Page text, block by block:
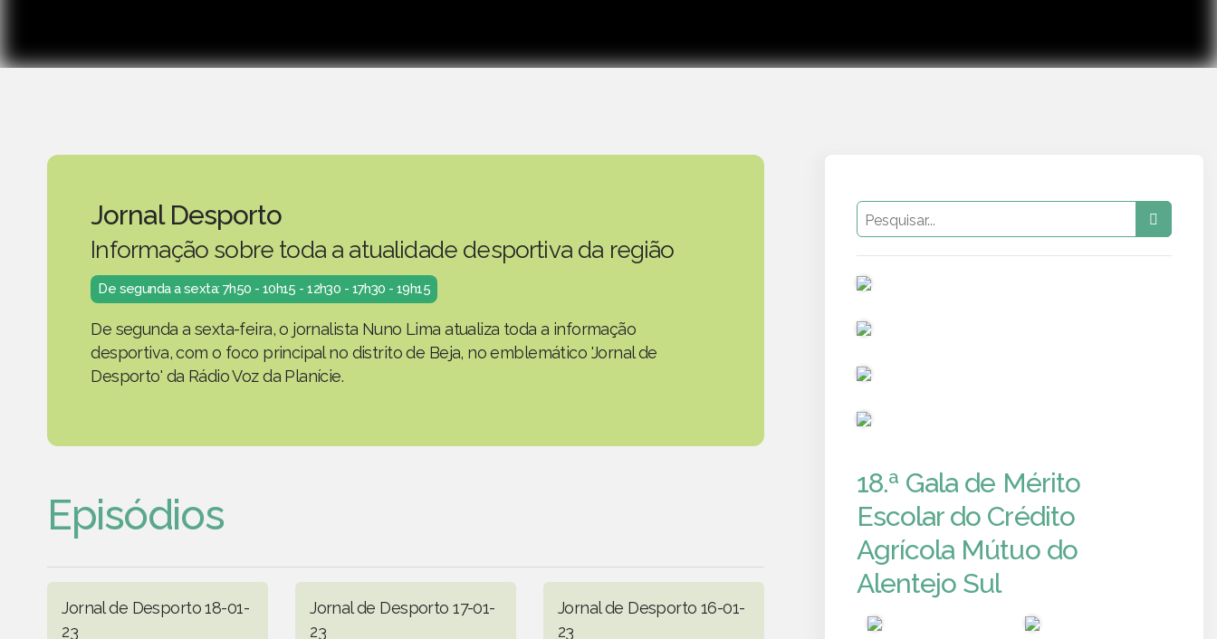
Jornal Desporto
Informação sobre toda a atualidade desportiva da região
De segunda a sexta: 7h50 - 10h15 - 12h30 - 17h30 - 19h15
De segunda a sexta-feira, o jornalista Nuno Lima atualiza toda a informação
desportiva, com o foco principal no distrito de Beja, no emblemático 'Jornal de
Desporto' da Rádio Voz da Planície.
Episódios
Jornal de Desporto 18-01-
23
Jornal de Desporto 17-01-
23
Jornal de Desporto 16-01-
23
18.ª Gala de Mérito
Escolar do Crédito
Agrícola Mútuo do
Alentejo Sul